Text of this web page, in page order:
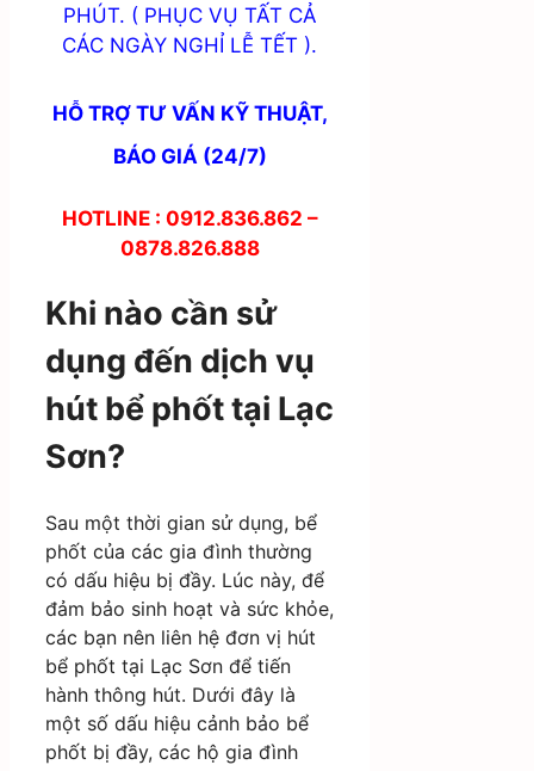
PHÚT. ( PHỤC VỤ TẤT CẢ
CÁC NGÀY NGHỈ LỄ TẾT ).
HỖ TRỢ TƯ VẤN KỸ THUẬT,
BÁO GIÁ (24/7)
HOTLINE : 0912.836.862 –
0878.826.888
Khi nào cần sử
dụng đến dịch vụ
hút bể phốt tại Lạc
Sơn?
Sau một thời gian sử dụng, bể
phốt của các gia đình thường
có dấu hiệu bị đầy. Lúc này, để
đảm bảo sinh hoạt và sức khỏe,
các bạn nên liên hệ đơn vị hút
bể phốt tại Lạc Sơn để tiến
hành thông hút. Dưới đây là
một số dấu hiệu cảnh bảo bể
phốt bị đầy, các hộ gia đình